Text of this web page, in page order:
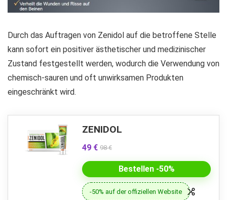
Durch das Auftragen von Zenidol auf die betroffene Stelle
kann sofort ein positiver ästhetischer und medizinischer
Zustand festgestellt werden, wodurch die Verwendung von
chemisch-sauren und oft unwirksamen Produkten
eingeschränkt wird.
ZENIDOL
49 € 98 €
Bestellen -50%
-50% auf der offiziellen Website